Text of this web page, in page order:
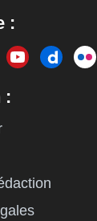
:
: